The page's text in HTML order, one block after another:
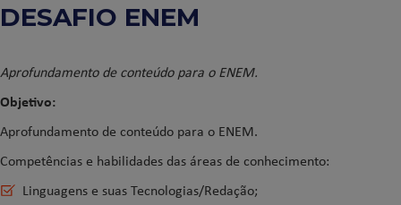
DESAFIO ENEM
Aprofundamento de conteúdo para o ENEM.
Objetivo:
Aprofundamento de conteúdo para o ENEM.
Competências e habilidades das áreas de conhecimento:
Linguagens e suas Tecnologias/Redação;